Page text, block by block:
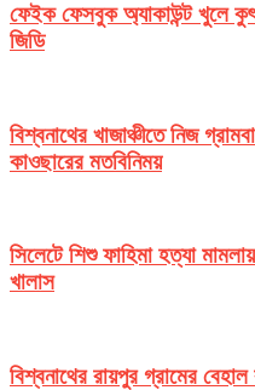
ফেইক ফেসবুক অ্যাকাউন্ট খুলে
জিডি
বিশ্বনাথের খাজাঞ্চীতে নিজ
কাওছারের মতবিনিময়
সিলেটে শিশু ফাহিমা হত্যা
খালাস
বিশ্বনাথের রায়পুর গ্রামের